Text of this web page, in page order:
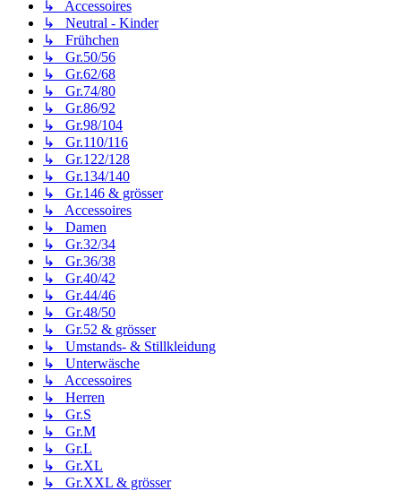
↳ Accessoires
↳ Neutral - Kinder
↳ Frühchen
↳ Gr.50/56
↳ Gr.62/68
↳ Gr.74/80
↳ Gr.86/92
↳ Gr.98/104
↳ Gr.110/116
↳ Gr.122/128
↳ Gr.134/140
↳ Gr.146 & grösser
↳ Accessoires
↳ Damen
↳ Gr.32/34
↳ Gr.36/38
↳ Gr.40/42
↳ Gr.44/46
↳ Gr.48/50
↳ Gr.52 & grösser
↳ Umstands- & Stillkleidung
↳ Unterwäsche
↳ Accessoires
↳ Herren
↳ Gr.S
↳ Gr.M
↳ Gr.L
↳ Gr.XL
↳ Gr.XXL & grösser